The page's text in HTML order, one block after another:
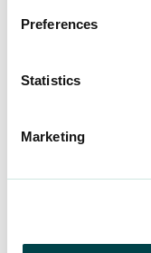
Preferences
Statistics
Marketing